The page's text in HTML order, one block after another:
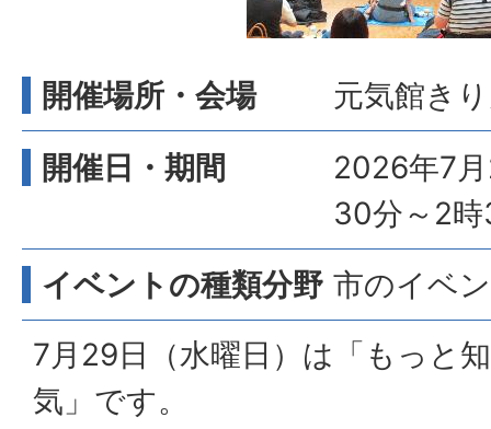
開催場所・会場
元気館き
開催日・期間
2026年7
30分～2
イベントの種類分野 市のイベ
7月29日（水曜日）は「もっと
気」です。